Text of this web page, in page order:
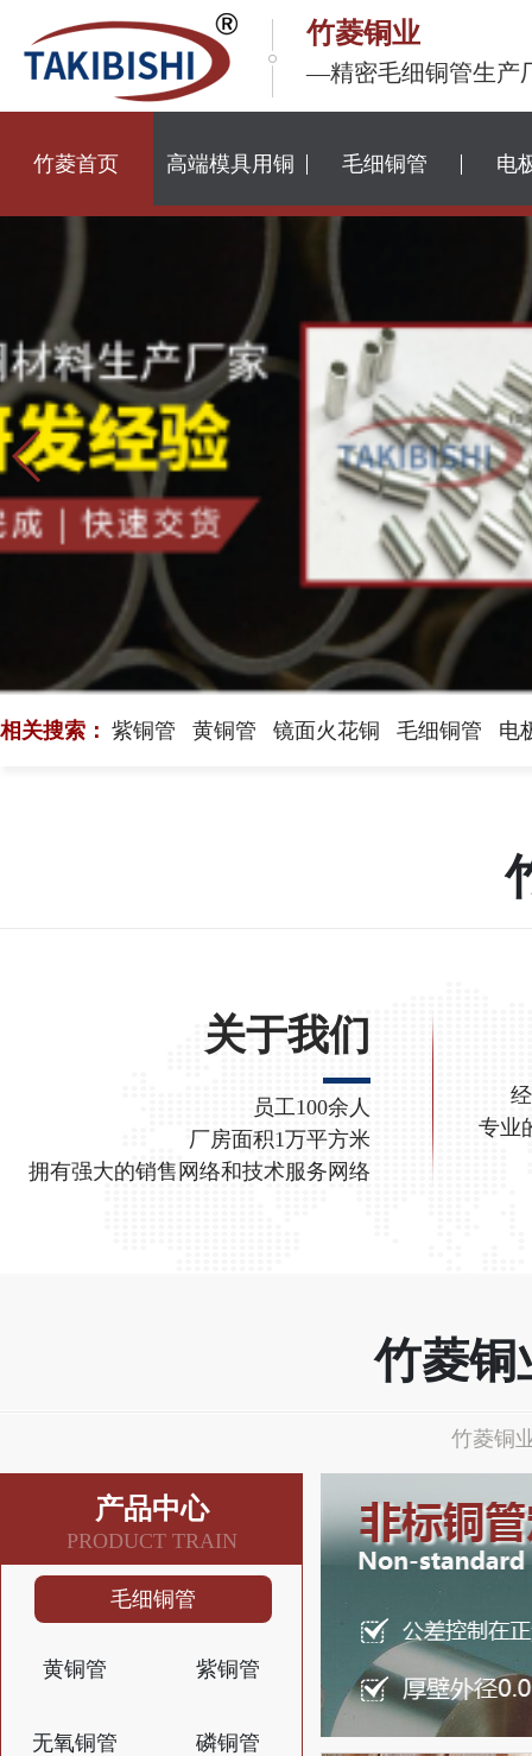
竹菱铜业
—精密毛细铜管生产
竹菱首页 高端模具用铜 毛细铜管 电
相关搜索： 紫铜管 黄铜管 镜面火花铜 毛细铜管 电
关于我们
员工100余人
厂房面积1万平方米
拥有强大的销售网络和技术服务网络
专业
竹菱铜
竹菱铜
产品中心
PRODUCT TRAIN
毛细铜管
黄铜管 紫铜管
无氧铜管 磷铜管